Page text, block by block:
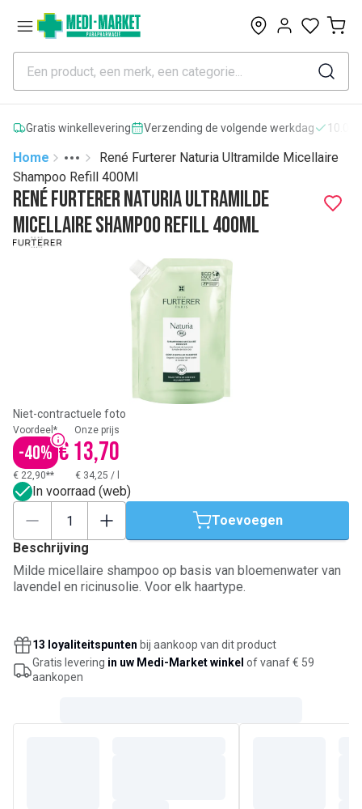
0
Gratis winkellevering Verzending de volgende werkdag
Home
More
Toggle menu
René Furterer Naturia Ultramilde Micellaire
Shampoo Refill 400Ml
René Furterer Naturia Ultramilde
Micellaire Shampoo Refill 400Ml
Niet-contractuele foto
Voordeel*
-40%
Onze prijs
€ 13,70
€ 22,90** € 34,25 /
In voorraad (web)
Toevoegen
Beschrijving
Milde micellaire shampoo op basis van bloemenwater van
lavendel en ricinusolie. Voor elk haartype.
13 loyaliteitspunten bij aankoop van dit product
Gratis levering in uw Medi-Market winkel of vanaf € 59
aankopen